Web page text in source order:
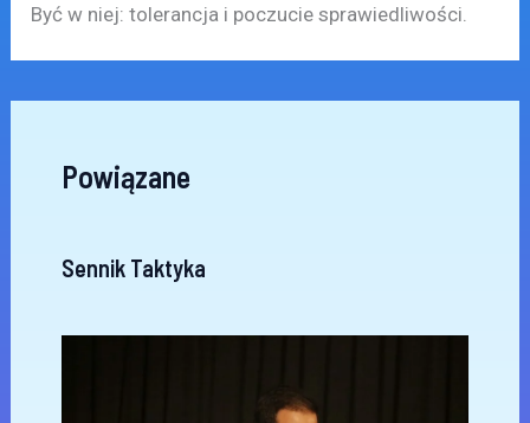
Być w niej: tolerancja i poczucie sprawiedliwości.
Powiązane
Sennik Taktyka